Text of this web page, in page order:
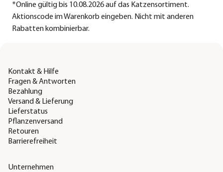
*Online gültig bis 10.08.2026 auf das Katzensortiment.
Aktionscode im Warenkorb eingeben. Nicht mit anderen
Rabatten kombinierbar.
Kontakt & Hilfe
Fragen & Antworten
Bezahlung
Versand & Lieferung
Lieferstatus
Pflanzenversand
Retouren
Barrierefreiheit
Unternehmen